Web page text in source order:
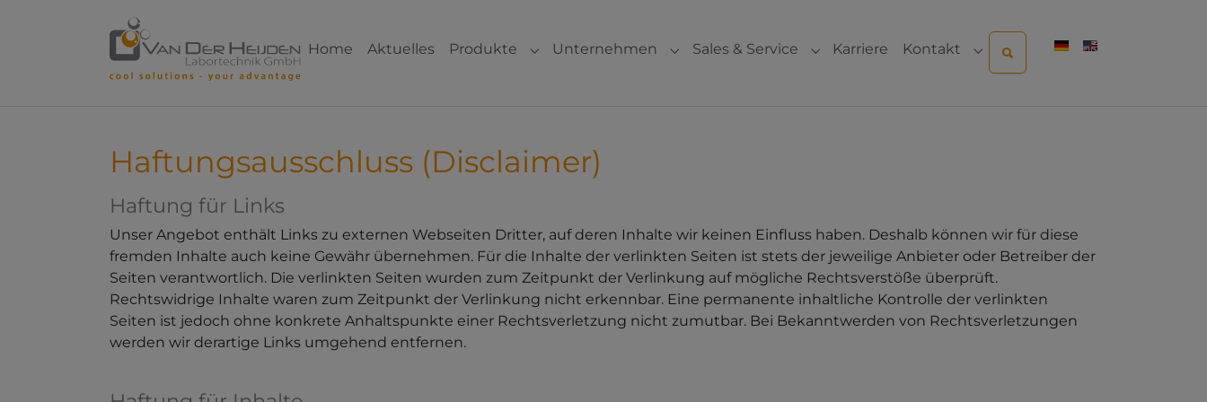
Home Aktuelles Produkte
Submenu for "Produkte"
Unternehmen
Submenu for "Unternehmen"
Sales & Service
Submenu for "Sales & Service"
Karriere Kontakt
Submenu for "Kontakt"
Haftungsausschluss (Disclaimer)
Haftung für Links
Unser Angebot enthält Links zu externen Webseiten Dritter, auf deren Inhalte wir keinen Einfluss haben. Deshalb können wir für diese
fremden Inhalte auch keine Gewähr übernehmen. Für die Inhalte der verlinkten Seiten ist stets der jeweilige Anbieter oder Betreiber der
Seiten verantwortlich. Die verlinkten Seiten wurden zum Zeitpunkt der Verlinkung auf mögliche Rechtsverstöße überprüft.
Rechtswidrige Inhalte waren zum Zeitpunkt der Verlinkung nicht erkennbar. Eine permanente inhaltliche Kontrolle der verlinkten
Seiten ist jedoch ohne konkrete Anhaltspunkte einer Rechtsverletzung nicht zumutbar. Bei Bekanntwerden von Rechtsverletzungen
werden wir derartige Links umgehend entfernen.